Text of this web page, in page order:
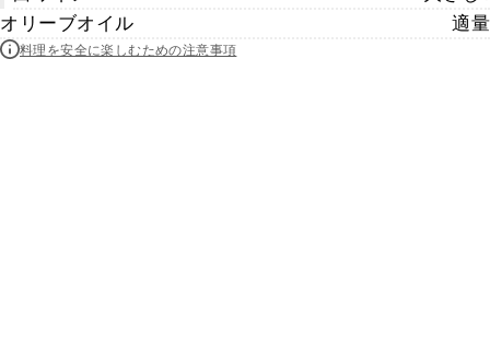
オリーブオイル
適量
料理を安全に楽しむための注意事項